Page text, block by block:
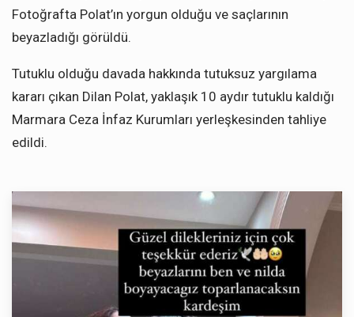
Fotoğrafta Polat’ın yorgun olduğu ve saçlarının
beyazladığı görüldü.
Tutuklu olduğu davada hakkında tutuksuz yargılama
kararı çıkan Dilan Polat, yaklaşık 10 aydır tutuklu kaldığı
Marmara Ceza İnfaz Kurumları yerleşkesinden tahliye
edildi.